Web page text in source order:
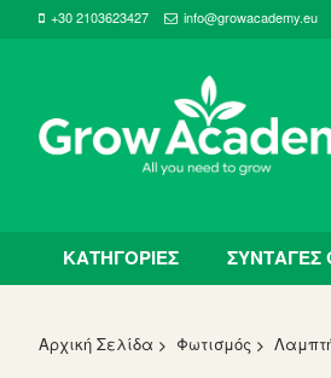
+30 2103623427 info@growacademy.eu
ΚΑΤΗΓΟΡΙΕΣ ΣΥΝΤΑΓΕΣ
Αρχική Σελίδα Φωτισμός